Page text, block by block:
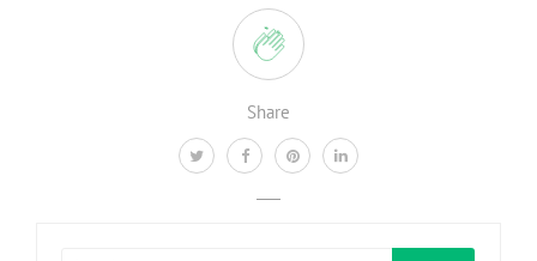
Share